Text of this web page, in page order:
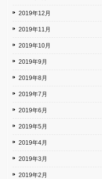
2019年12月
2019年11月
2019年10月
2019年9月
2019年8月
2019年7月
2019年6月
2019年5月
2019年4月
2019年3月
2019年2月